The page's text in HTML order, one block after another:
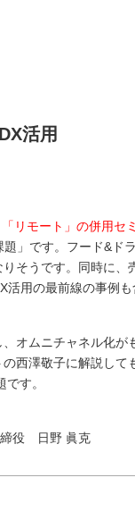
活用
リモート」の併用セ
」です。フード&ド
そうです。同時に
活用の最前線の事例
オムニチャネル化が
西澤敬子に解説し
す。
締役 日野 眞克